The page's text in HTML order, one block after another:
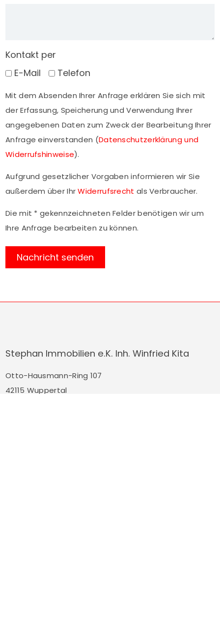
Kontakt per
E-Mail
Telefon
Mit dem Absenden Ihrer Anfrage erklären Sie sich mit
der Erfassung, Speicherung und Verwendung Ihrer
angegebenen Daten zum Zweck der Bearbeitung Ihrer
Anfrage einverstanden (Datenschutzerklärung und
Widerrufshinweise).
Aufgrund gesetzlicher Vorgaben informieren wir Sie
außerdem über IhrWiderrufsrecht als Verbraucher.
Die mit * gekennzeichneten Felder benötigen wir um
Ihre Anfrage bearbeiten zu können.
Stephan Immobilien e.K. Inh. Winfried Kita
Otto-Hausmann-Ring 107
42115 Wuppertal